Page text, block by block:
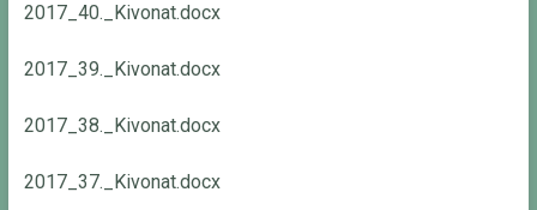
2017_40._Kivonat.docx
2017_39._Kivonat.docx
2017_38._Kivonat.docx
2017_37._Kivonat.docx